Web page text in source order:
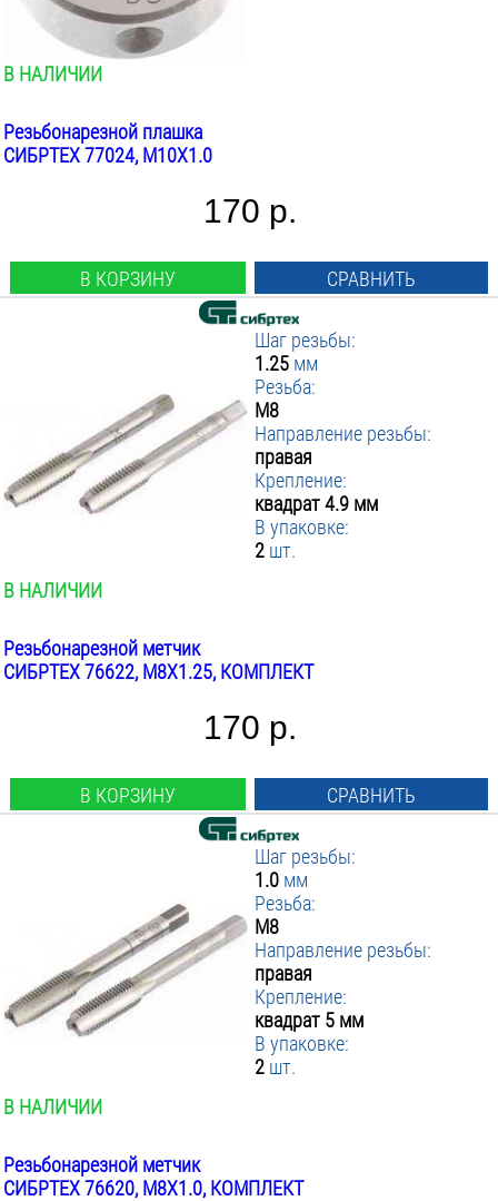
В НАЛИЧИИ
Резьбонарезной плашка
СИБРТЕХ 77024, М10Х1.0
170 р.
В КОРЗИНУ СРАВНИТЬ
Шаг резьбы:
1.25 мм
Резьба:
М8
Направление резьбы:
правая
Крепление:
квадрат 4.9 мм
В упаковке:
2 шт.
В НАЛИЧИИ
Резьбонарезной метчик
СИБРТЕХ 76622, М8Х1.25, КОМПЛЕКТ
170 р.
В КОРЗИНУ СРАВНИТЬ
Шаг резьбы:
1.0 мм
Резьба:
М8
Направление резьбы:
правая
Крепление:
квадрат 5 мм
В упаковке:
2 шт.
В НАЛИЧИИ
Резьбонарезной метчик
СИБРТЕХ 76620, М8Х1.0, КОМПЛЕКТ